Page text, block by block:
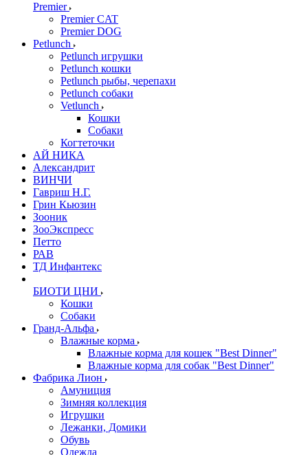
Premier
Premier CAT
Premier DOG
Petlunch
Petlunch игрушки
Petlunch кошки
Petlunch рыбы, черепахи
Petlunch собаки
Vetlunch
Кошки
Собаки
Когтеточки
АЙ НИКА
Александрит
ВИНЧИ
Гавриш Н.Г.
Грин Кьюзин
Зооник
ЗооЭкспресс
Петто
РАВ
ТД Инфантекс
БИОТИ ЦНИ
Кошки
Собаки
Гранд-Альфа
Влажные корма
Влажные корма для кошек "Best Dinner"
Влажные корма для собак "Best Dinner"
Фабрика Лион
Амуниция
Зимняя коллекция
Игрушки
Лежанки, Домики
Обувь
Одежда